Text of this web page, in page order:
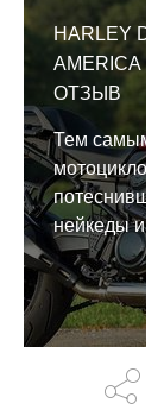
HARLEY
AMERICA
ОТЗЫВ
Тем самым
нейкеды и
Harley
вынуждены
сугубо
и
America
оцените